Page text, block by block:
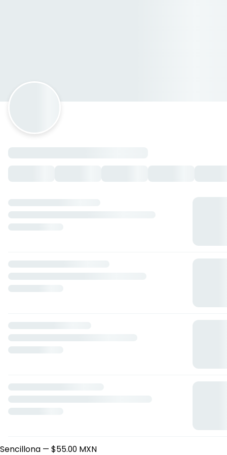
Los Victorios
24 de febrero 21, Río Grande, Zacatecas
Horario: domingo de 15:00 a 21:00, jueves de 15:00 a 21:00,
Sencillona — $55.00 MXN